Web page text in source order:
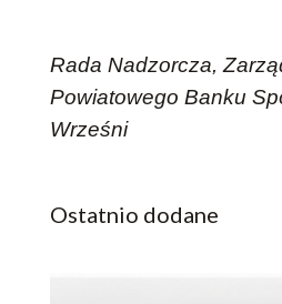
Rada Nadzorcza,
Powiatowego Banku
Wrześni
Ostatnio dodane